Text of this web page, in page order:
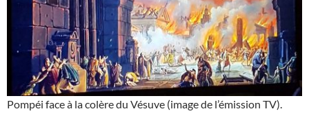
Pompéi face à la colère du Vésuve (image de l’émission TV).